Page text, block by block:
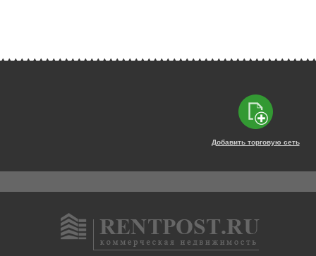
Добавить торговую сеть